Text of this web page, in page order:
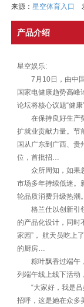
来源：星空体育入口
产品介绍
星空娱乐:
7月10日，由中国
国家电健康趋势高峰
论坛将核心议题“健
在保持良好生产势
扩就业贡献力量。节
国从广东到广西、贵
位，首批招…
众所周知，如果忽
市场多年持续低迷。
轮品质消费升级热潮。
格兰仕以创新引领
的产品化设计，同时
家园”， 航天员吃上
的厨房…
粽叶飘香过端午，
列端午线上线下活动
“大家好，我是吕
招呼，这是她在众多